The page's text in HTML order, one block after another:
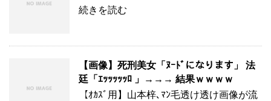
続きを読む
【画像】死刑美女「ﾇｰﾄﾞになります」 法
廷「ｴｯｯｯｯｯﾛ 」→→→ 結果ｗｗｗｗ
【ｵｶｽﾞ用】山本梓､ﾏﾝ毛透け透け画像が流